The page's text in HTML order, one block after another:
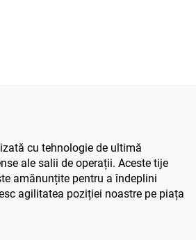
cu tehnologie de ultimă
ale salii de operații. Aceste tije
amănunțite pentru a îndeplini
agilitatea poziției noastre pe piața